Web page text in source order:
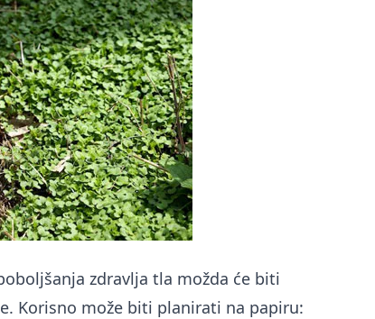
zdravlja tla možda će biti
Korisno može biti planirati na papiru: